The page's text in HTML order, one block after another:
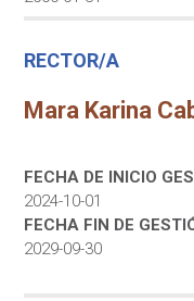
RECTOR/A
Mara Karina
FECHA DE INICIO
2024-10-01
FECHA FIN DE
2029-09-30